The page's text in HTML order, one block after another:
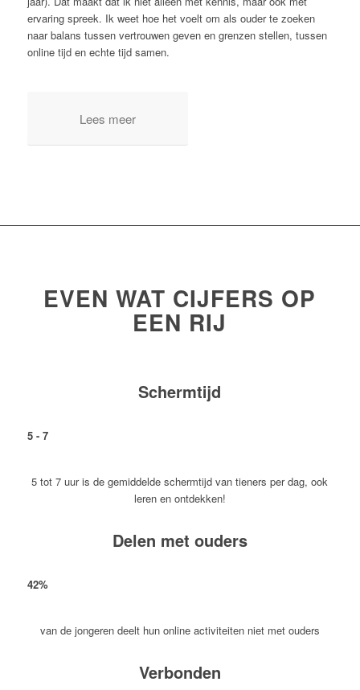
ervaring spreek. Ik weet hoe het voelt om als ouder te zoeken
naar balans tussen vertrouwen geven en grenzen stellen, tussen
online tijd en echte tijd samen.
Lees meer
EVEN WAT CIJFERS OP
EEN RIJ
Schermtijd
5- 7
5 tot 7 uur is de gemiddelde schermtijd van tieners per dag, ook
leren en ontdekken!
Delen met ouders
42%
van de jongeren deelt hun online activiteiten niet met ouders
Verbonden